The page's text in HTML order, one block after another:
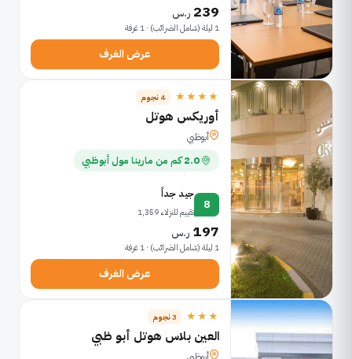
239 ر.س
1 ليلة (شامل الضرائب) · 1 غرفة
عرض الغرف
★★★★ 4 نجوم
أوريكس هوتل
أبوظبي
2.0 كم من مارينا مول أبوظبي
8
جيد جداً
تقييم للنزلاء 1,359
197 ر.س
1 ليلة (شامل الضرائب) · 1 غرفة
عرض الغرف
★★★ 3 نجوم
العين بلاس هوتل أبو ظبي